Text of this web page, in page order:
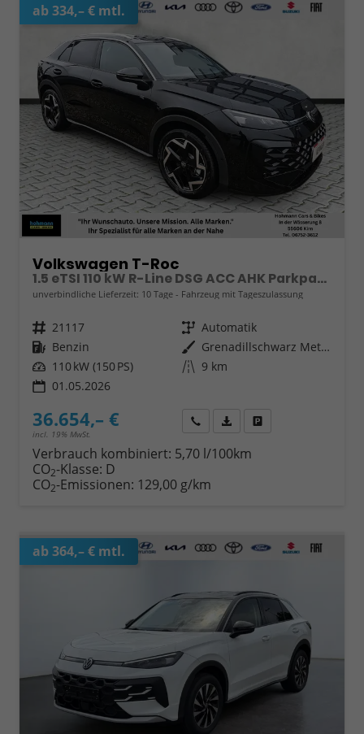
ab 334,– € mtl.
Volkswagen T-Roc
1.5 eTSI 110 kW R-Line DSG ACC AHK Parkpaket 18Z
unverbindliche Lieferzeit: 10 Tage Fahrzeug mit Tageszulassung
Fahrzeugnr. 21117 Getriebe Automatik
Kraftstoff Benzin Außenfarbe
Grenadillschwarz Metallic
Leistung 110 kW (150 PS) Kilometerstand 9 km
01.05.2026
36.654,– €
incl. 19% MwSt.
Wir rufen Sie anFahrzeugexposé (PDF)
Verbrauch kombiniert: 5,70 l/100km
CO2-Klasse: D
CO2-Emissionen: 129,00 g/km
ab 364,– € mtl.